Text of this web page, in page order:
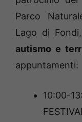
Parco
Lago di
autismo e
appuntamenti:
10:00-